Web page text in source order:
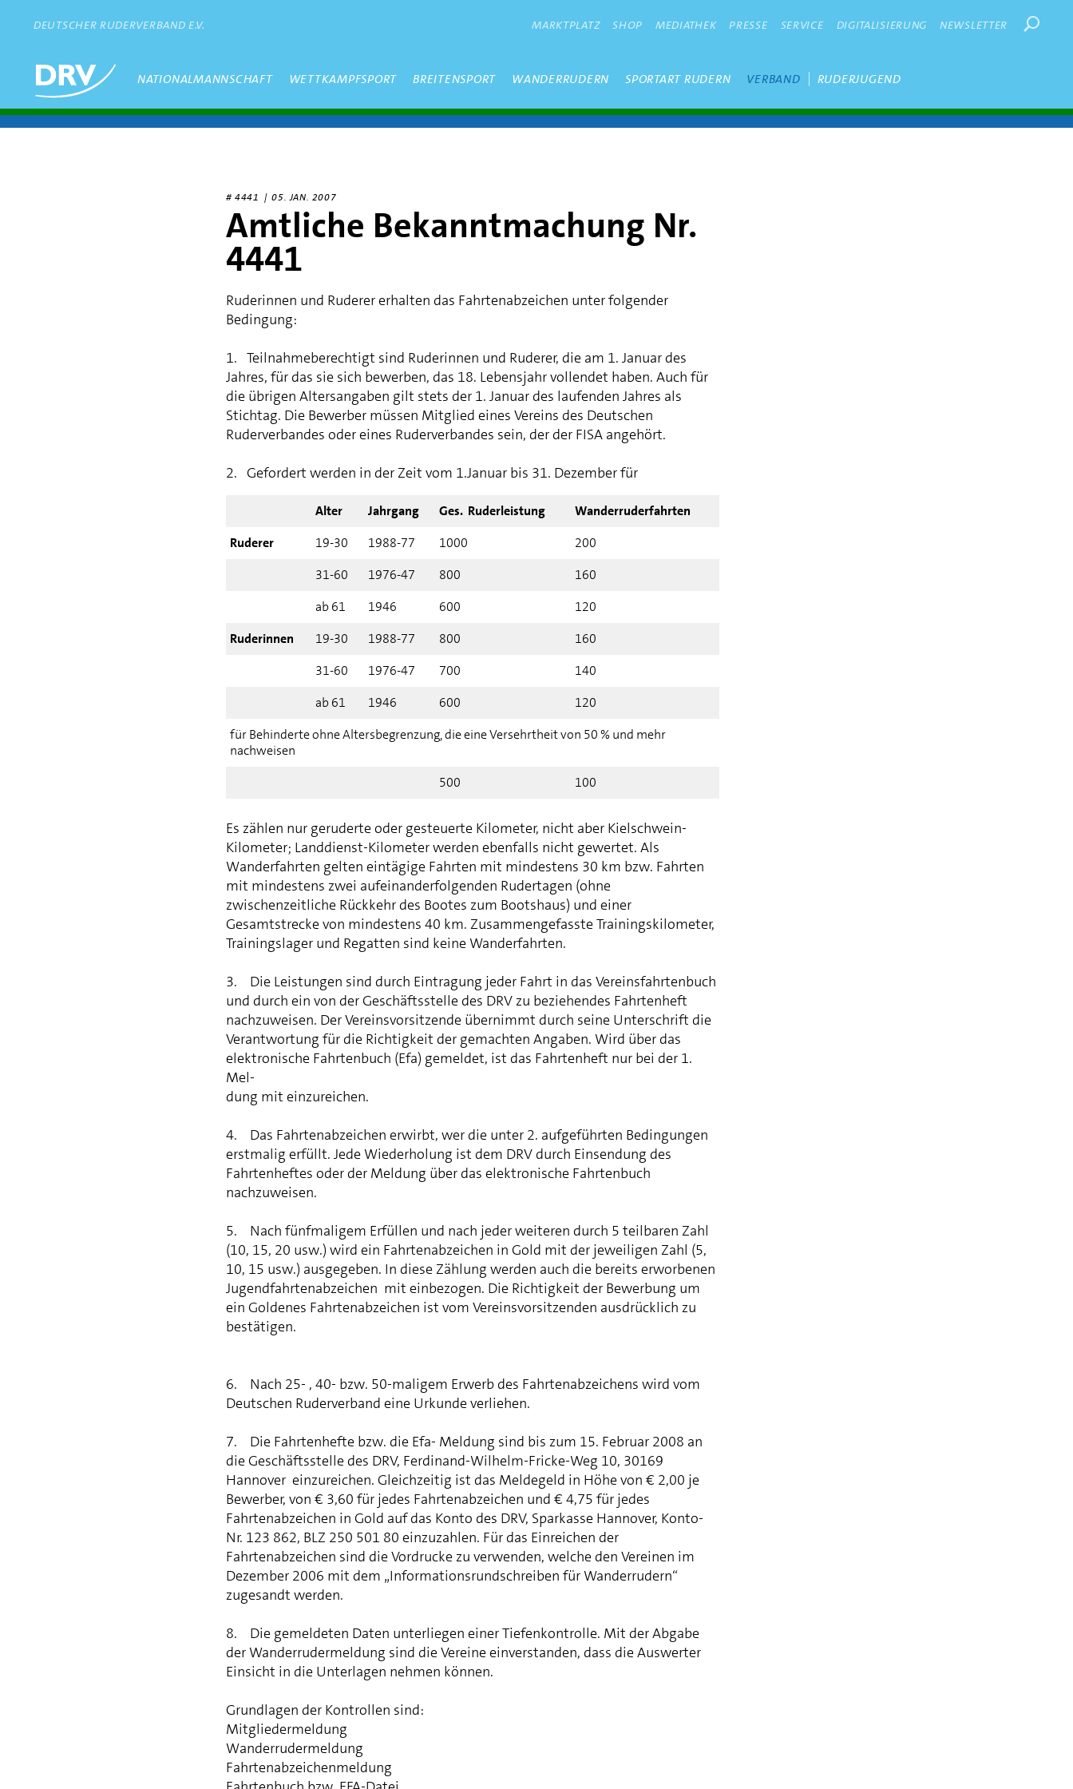
DEUTSCHER RUDERVERBAND E.V. METANAVIGATION
MARKTPLATZ SHOP MEDIATHEK PRESSE SERVICE DIGITALISIERUNG NEWSLETTER
Hauptmenü
NATIONALMANNSCHAFT WETTKAMPFSPORT BREITENSPORT WANDERRUDERN SPORTART RUDERN VERBAND RUDERJUGEND
# 4441 |05. JAN. 2007
Amtliche Bekanntmachung Nr.
4441
Ruderinnen und Ruderer erhalten das Fahrtenabzeichen unter folgender
Bedingung:
1. Teilnahmeberechtigt sind Ruderinnen und Ruderer, die am 1. Januar des
Jahres, für das sie sich bewerben, das 18. Lebensjahr vollendet haben. Auch für
die übrigen Altersangaben gilt stets der 1. Januar des laufenden Jahres als
Stichtag. Die Bewerber müssen Mitglied eines Vereins des Deutschen
Ruderverbandes oder eines Ruderverbandes sein, der der FISA angehört.
2. Gefordert werden in der Zeit vom 1.Januar bis 31. Dezember für
Alter Jahrgang Ges. Ruderleistung
Wanderruderfahrten
Ruderer
19-30 1988-77 1000
200
31-60
1976-47 800
160
ab 61
1946 600
120
Ruderinnen
19-30 1988-77 800
160
31-60
1976-47 700
140
ab 61
1946 600
120
für Behinderte ohne Altersbegrenzung, die eine Versehrtheit von 50 % und mehr
nachweisen
500
100
Es zählen nur geruderte oder gesteuerte Kilometer, nicht aber Kielschwein-
Kilometer; Landdienst-Kilometer werden ebenfalls nicht gewertet. Als
Wanderfahrten gelten eintägige Fahrten mit mindestens 30 km bzw. Fahrten
mit mindestens zwei aufeinanderfolgenden Rudertagen (ohne
zwischenzeitliche Rückkehr des Bootes zum Bootshaus) und einer
Gesamtstrecke von mindestens 40 km. Zusammengefasste Trainingskilometer,
Trainingslager und Regatten sind keine Wanderfahrten.
3. Die Leistungen sind durch Eintragung jeder Fahrt in das Vereinsfahrtenbuch
und durch ein von der Geschäftsstelle des DRV zu beziehendes Fahrtenheft
nachzuweisen. Der Vereinsvorsitzende übernimmt durch seine Unterschrift die
Verantwortung für die Richtigkeit der gemachten Angaben. Wird über das
elektronische Fahrtenbuch (Efa) gemeldet, ist das Fahrtenheft nur bei der 1.
Mel-
dung mit einzureichen.
4. Das Fahrtenabzeichen erwirbt, wer die unter 2. aufgeführten Bedingungen
erstmalig erfüllt. Jede Wiederholung ist dem DRV durch Einsendung des
Fahrtenheftes oder der Meldung über das elektronische Fahrtenbuch
nachzuweisen.
5. Nach fünfmaligem Erfüllen und nach jeder weiteren durch 5 teilbaren Zahl
(10, 15, 20 usw.) wird ein Fahrtenabzeichen in Gold mit der jeweiligen Zahl (5,
10, 15 usw.) ausgegeben. In diese Zählung werden auch die bereits erworbenen
Jugendfahrtenabzeichen mit einbezogen. Die Richtigkeit der Bewerbung um
ein Goldenes Fahrtenabzeichen ist vom Vereinsvorsitzenden ausdrücklich zu
bestätigen.
6. Nach 25- , 40- bzw. 50-maligem Erwerb des Fahrtenabzeichens wird vom
Deutschen Ruderverband eine Urkunde verliehen.
7. Die Fahrtenhefte bzw. die Efa- Meldung sind bis zum 15. Februar 2008 an
die Geschäftsstelle des DRV, Ferdinand-Wilhelm-Fricke-Weg 10, 30169
Hannover einzureichen. Gleichzeitig ist das Meldegeld in Höhe von € 2,00 je
Bewerber, von € 3,60 für jedes Fahrtenabzeichen und € 4,75 für jedes
Fahrtenabzeichen in Gold auf das Konto des DRV, Sparkasse Hannover, Konto-
Nr. 123 862, BLZ 250 501 80 einzuzahlen. Für das Einreichen der
Fahrtenabzeichen sind die Vordrucke zu verwenden, welche den Vereinen im
Dezember 2006 mit dem „Informationsrundschreiben für Wanderrudern“
zugesandt werden.
8. Die gemeldeten Daten unterliegen einer Tiefenkontrolle. Mit der Abgabe
der Wanderrudermeldung sind die Vereine einverstanden, dass die Auswerter
Einsicht in die Unterlagen nehmen können.
Grundlagen der Kontrollen sind:
Mitgliedermeldung
Wanderrudermeldung
Fahrtenabzeichenmeldung